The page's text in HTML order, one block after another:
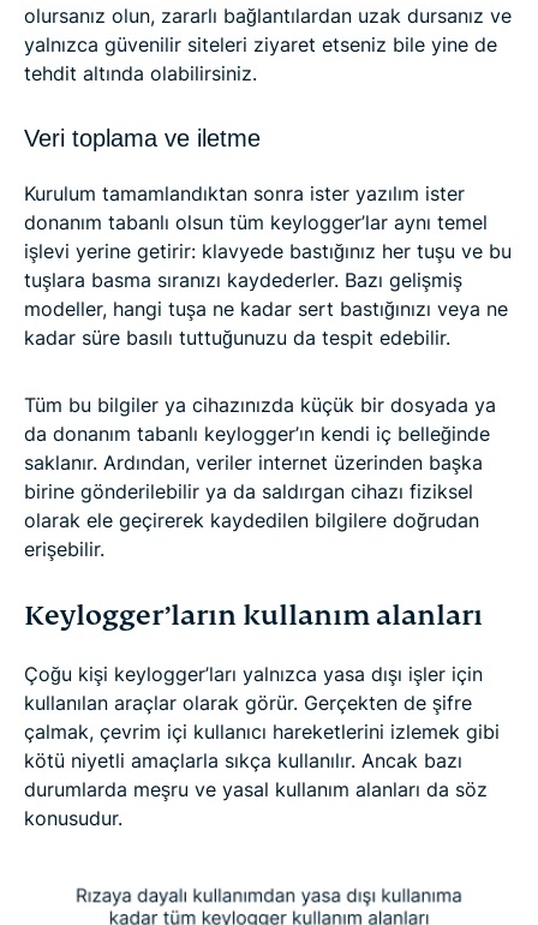
olursanız olun, zararlı bağlantılardan uzak dursanız ve
yalnızca güvenilir siteleri ziyaret etseniz bile yine de
tehdit altında olabilirsiniz.
Veri toplama ve iletme
Kurulum tamamlandıktan sonra ister yazılım ister
donanım tabanlı olsun tüm keylogger’lar aynı temel
işlevi yerine getirir: klavyede bastığınız her tuşu ve bu
tuşlara basma sıranızı kaydederler. Bazı gelişmiş
modeller, hangi tuşa ne kadar sert bastığınızı veya ne
kadar süre basılı tuttuğunuzu da tespit edebilir.
Tüm bu bilgiler ya cihazınızda küçük bir dosyada ya
da donanım tabanlı keylogger’ın kendi iç belleğinde
saklanır. Ardından, veriler internet üzerinden başka
birine gönderilebilir ya da saldırgan cihazı fiziksel
olarak ele geçirerek kaydedilen bilgilere doğrudan
erişebilir.
Keylogger’ların kullanım alanları
Çoğu kişi keylogger’ları yalnızca yasa dışı işler için
kullanılan araçlar olarak görür. Gerçekten de şifre
çalmak, çevrim içi kullanıcı hareketlerini izlemek gibi
kötü niyetli amaçlarla sıkça kullanılır. Ancak bazı
durumlarda meşru ve yasal kullanım alanları da söz
konusudur.